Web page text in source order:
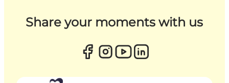
Share your moments with us